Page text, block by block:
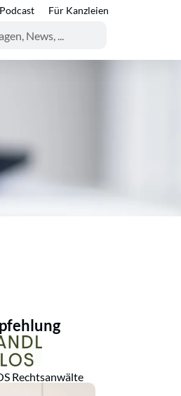
Podcast Für Kanzleien
Rechtsanwälte